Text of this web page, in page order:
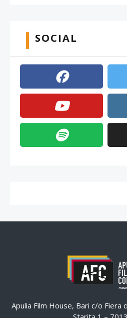
SOCIAL
Apulia Film House, Bari c/o